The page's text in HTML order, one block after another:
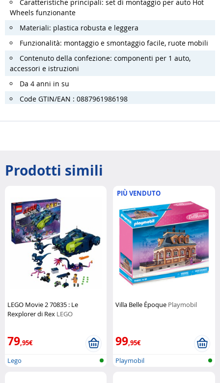
Caratteristiche principali: set di montaggio per auto Hot
Wheels funzionante
Materiali: plastica robusta e leggera
Funzionalità: montaggio e smontaggio facile, ruote mobili
Contenuto della confezione: componenti per 1 auto,
accessori e istruzioni
Da 4 anni in su
Code GTIN/EAN : 0887961986198
Prodotti simili
LEGO Movie 2 70835 : Le
Rexplorer di Rex LEGO
79,95€
Lego
PIÙ VENDUTO
Villa Belle Époque Playmobil
99,95€
Playmobil